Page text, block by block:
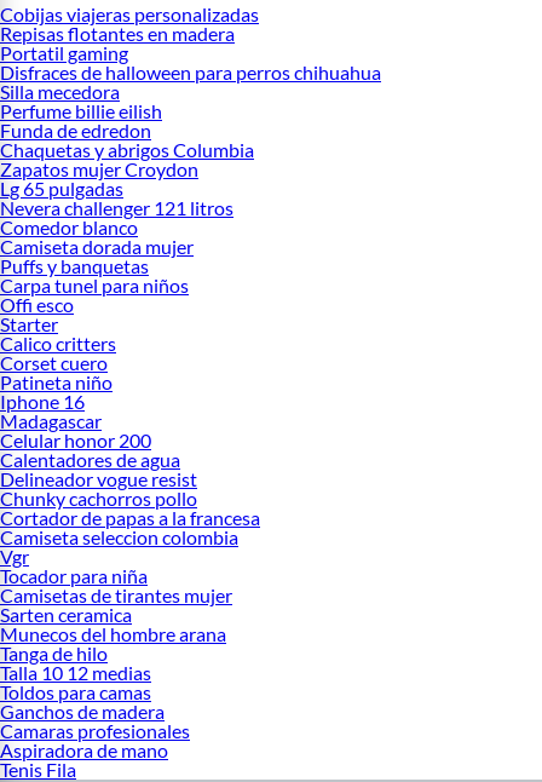
Cobijas viajeras personalizadas
Repisas flotantes en madera
Portatil gaming
Disfraces de halloween para perros chihuahua
Silla mecedora
Perfume billie eilish
Funda de edredon
Chaquetas y abrigos Columbia
Zapatos mujer Croydon
Lg 65 pulgadas
Nevera challenger 121 litros
Comedor blanco
Camiseta dorada mujer
Puffs y banquetas
Carpa tunel para niños
Offi esco
Starter
Calico critters
Corset cuero
Patineta niño
Iphone 16
Madagascar
Celular honor 200
Calentadores de agua
Delineador vogue resist
Chunky cachorros pollo
Cortador de papas a la francesa
Camiseta seleccion colombia
Vgr
Tocador para niña
Camisetas de tirantes mujer
Sarten ceramica
Munecos del hombre arana
Tanga de hilo
Talla 10 12 medias
Toldos para camas
Ganchos de madera
Camaras profesionales
Aspiradora de mano
Tenis Fila